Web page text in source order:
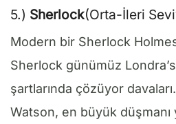
5.) Sherlock(Orta-İleri
Modern bir Sherlock
Sherlock günümüz
şartlarında çözüyor
Watson, en büyük